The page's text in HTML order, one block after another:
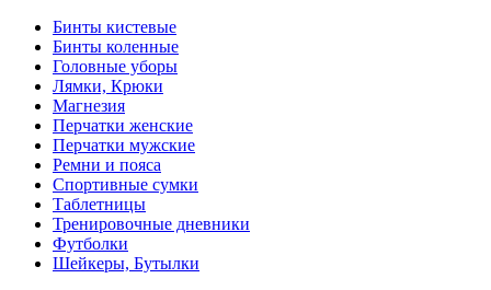
Бинты кистевые
Бинты коленные
Головные уборы
Лямки, Крюки
Магнезия
Перчатки женские
Перчатки мужские
Ремни и пояса
Спортивные сумки
Таблетницы
Тренировочные дневники
Футболки
Шейкеры, Бутылки